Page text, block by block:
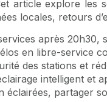
article explore
locales, retours
après 20h30,
en libre-service
des stations et
intelligent et
éclairées, partager